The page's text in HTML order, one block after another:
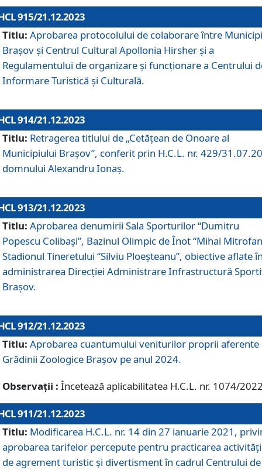
915/21.12.2023
Titlu: Aprobarea protocolului de colaborare între
Brașov și Centrul Cultural Apollonia Hirsher și a
Regulamentului de organizare și funcționare a Centrului
Informare Turistică și Culturală.
914/21.12.2023
Titlu: Retragerea titlului de „Cetățean de Onoare al
Municipiului Brașov”, conferit prin H.C.L. nr. 429/
domnului Alexandru Ionaș.
913/21.12.2023
Titlu: Aprobarea denumirii Sala Sporturilor “Dumitru
Popescu Colibași”, Bazinul Olimpic de Înot “Mihai
Stadionul Tineretului “Silviu Ploeșteanu”, obiective aflate
administrarea Direcției Administrare Infrastructură
Brașov.
912/21.12.2023
Titlu: Aprobarea cuantumului veniturilor proprii aferente
Grădinii Zoologice Braşov pe anul 2024.
Observații : Încetează aplicabilitatea H.C.L. nr. 1074/
911/21.12.2023
Titlu: Modificarea H.C.L. nr. 14 din 27 ianuarie 2021,
aprobarea tarifelor percepute pentru practicarea
de agrement turistic și divertisment în cadrul Centrului de